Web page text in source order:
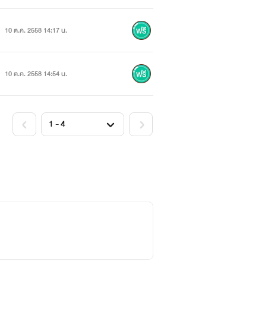
10 ต.ค. 2558 14:17 น.
10 ต.ค. 2558 14:54 น.